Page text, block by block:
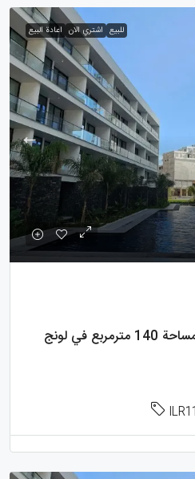
للبيع اشتري الان اعادة البيع
شقة مفروشة بغرفتي نوم بمساحة 140 مترمربع في لونج